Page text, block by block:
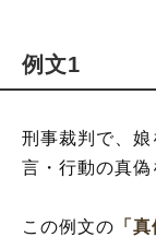
例文1
刑事裁判で、
言・行動の真偽
この例文の 「真